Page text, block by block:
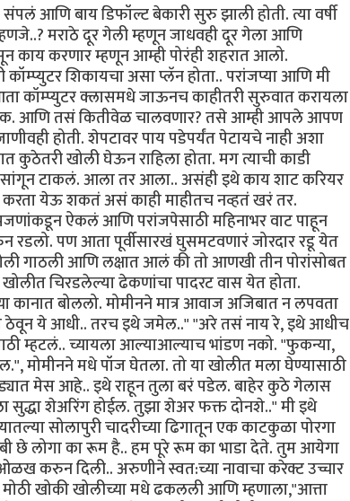
आणि बाय डिफॉल्ट बेकारी सुरु झाली होती. त्या वर्षी
मराठे दूर गेली म्हणून जाधवही दूर गेला आणि
काय करणार म्हणून आम्ही पोरंही शहरात आलो.
शिकायचा असा प्लॅन होता.. परांजप्या आणि मी
कॉम्प्युटर क्लासमधे जाऊनच काहीतरी सुरुवात करायला
आणि तसं कितीवेळ चालवणार? तसे आम्ही आपले आपण
होती. शेपटावर पाय पडेपर्यंत पेटायचे नाही अशा
कुठेतरी खोली घेऊन राहिला होता. मग त्याची काडी
टाकलं. आला तर आला.. असंही इथे काय शाट करियर
करता येऊ शकतं असं काही माहीतच नव्हतं खरं तर.
ऐकलं आणि परांजपेसाठी महिनाभर वाट पाहून
रडलो. पण आता पूर्वीसारखं घुसमटवणारं जोरदार रडू येत
गाठली आणि लक्षात आलं की तो आणखी तीन पोरांसोबत
चिरडलेल्या ढेकणांचा पादरट वास येत होता.
कानात बोललो. मोमीनने मात्र आवाज अजिबात न लपवता
ठेवून ये आधी.. तरच इथे जमेल.." "अरे तसं नाय रे, इथे आधीच
म्हटलं.. च्यायला आल्याआल्याच भांडण नको. "फुकन्या,
मधे पॉज घेतला. तो या खोलीत मला घेण्यासाठी
मेस आहे.. इथे राहून तुला बरं पडेल. बाहेर कुठे गेलास
सुद्धा शेअरिंग होईल. तुझा शेअर फक्त दोनशे.." मी इथे
सोलापुरी चादरीच्या ढिगातून एक काटकुळा पोरगा
लोगा का रूम है.. हम पूरे रूम का भाडा देते. तुम आयेगा
करुन दिली.. अरुणीने स्वत:च्या नावाचा करेक्ट उच्चार
खोकी खोलीच्या मधे ढकलली आणि म्हणाला,"आत्ता